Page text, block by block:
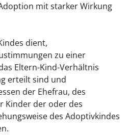
mit starker Wirkung
dient,
zu einer
Eltern-Kind-Verhältnis
erteilt sind und
der Ehefrau, des
Kinder der oder des
des Adoptivkindes